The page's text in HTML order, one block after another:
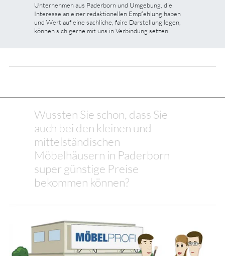
Unternehmen aus Paderborn und Umgebung, die
Interesse an einer redaktionellen Empfehlung haben
und Wert auf eine sachliche, faire Darstellung legen,
können sich gerne mit uns in Verbindung setzen.
Wussten Sie schon, dass Sie
auch bei den kleinen und
mittelständischen
Möbelhäusern in Paderborn
super günstige Preise
bekommen können?